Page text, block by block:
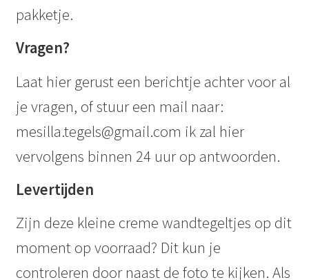
pakketje.
Vragen?
Laat hier gerust een berichtje achter voor al
je vragen, of stuur een mail naar:
mesilla.tegels@gmail.com ik zal hier
vervolgens binnen 24 uur op antwoorden.
Levertijden
Zijn deze kleine creme wandtegeltjes op dit
moment op voorraad? Dit kun je
controleren door naast de foto te kijken. Als